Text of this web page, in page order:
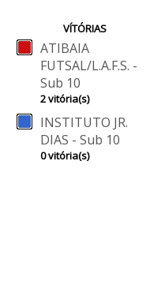
VÍTÓRIAS
ATIBAIA
FUTSAL/L.A.F.S. -
Sub 10
2 vitória(s)
INSTITUTO JR.
DIAS - Sub 10
0 vitória(s)